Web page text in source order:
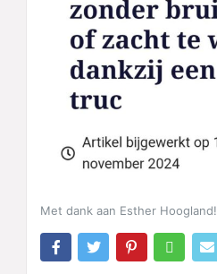
Met dank aan Esther Hoogland!